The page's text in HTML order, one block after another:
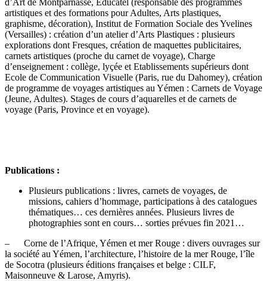
d’Art de Montparnasse, Educatel (responsable des programmes
artistiques et des formations pour Adultes, Arts plastiques,
graphisme, décoration), Institut de Formation Sociale des Yvelines
(Versailles) : création d’un atelier d’Arts Plastiques : plusieurs
explorations dont Fresques, création de maquettes publicitaires,
carnets artistiques (proche du carnet de voyage), Charge
d’enseignement : collège, lyçée et Etablissements supérieurs dont
Ecole de Communication Visuelle (Paris, rue du Dahomey), création
de programme de voyages artistiques au Yémen : Carnets de Voyage
(Jeune, Adultes). Stages de cours d’aquarelles et de carnets de
voyage (Paris, Province et en voyage).
Publications :
Plusieurs publications : livres, carnets de voyages, de
missions, cahiers d’hommage, participations à des catalogues
thématiques… ces dernières années. Plusieurs livres de
photographies sont en cours… sorties prévues fin 2021…
– Corne de l’Afrique, Yémen et mer Rouge : divers ouvrages sur
la société au Yémen, l’architecture, l’histoire de la mer Rouge, l’île
de Socotra (plusieurs éditions françaises et belge : CILF,
Maisonneuve & Larose, Amyris).